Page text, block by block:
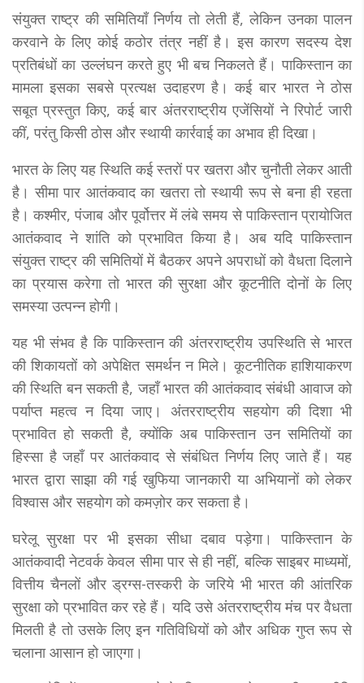
संयुक्त राष्ट्र की समितियाँ निर्णय तो लेती हैं, लेकिन उनका पालन
करवाने के लिए कोई कठोर तंत्र नहीं है। इस कारण सदस्य देश
प्रतिबंधों का उल्लंघन करते हुए भी बच निकलते हैं। पाकिस्तान का
मामला इसका सबसे प्रत्यक्ष उदाहरण है। कई बार भारत ने ठोस
सबूत प्रस्तुत किए, कई बार अंतरराष्ट्रीय एजेंसियों ने रिपोर्ट जारी
कीं, परंतु किसी ठोस और स्थायी कार्रवाई का अभाव ही दिखा।
भारत के लिए यह स्थिति कई स्तरों पर खतरा और चुनौती लेकर आती
है। सीमा पार आतंकवाद का खतरा तो स्थायी रूप से बना ही रहता
है। कश्मीर, पंजाब और पूर्वोत्तर में लंबे समय से पाकिस्तान प्रायोजित
आतंकवाद ने शांति को प्रभावित किया है। अब यदि पाकिस्तान
संयुक्त राष्ट्र की समितियों में बैठकर अपने अपराधों को वैधता दिलाने
का प्रयास करेगा तो भारत की सुरक्षा और कूटनीति दोनों के लिए
समस्या उत्पन्न होगी।
यह भी संभव है कि पाकिस्तान की अंतरराष्ट्रीय उपस्थिति से भारत
की शिकायतों को अपेक्षित समर्थन न मिले। कूटनीतिक हाशियाकरण
की स्थिति बन सकती है, जहाँ भारत की आतंकवाद संबंधी आवाज को
पर्याप्त महत्व न दिया जाए। अंतरराष्ट्रीय सहयोग की दिशा भी
प्रभावित हो सकती है, क्योंकि अब पाकिस्तान उन समितियों का
हिस्सा है जहाँ पर आतंकवाद से संबंधित निर्णय लिए जाते हैं। यह
भारत द्वारा साझा की गई खुफिया जानकारी या अभियानों को लेकर
विश्वास और सहयोग को कमज़ोर कर सकता है।
घरेलू सुरक्षा पर भी इसका सीधा दबाव पड़ेगा। पाकिस्तान के
आतंकवादी नेटवर्क केवल सीमा पार से ही नहीं, बल्कि साइबर माध्यमों,
वित्तीय चैनलों और ड्रग्स-तस्करी के जरिये भी भारत की आंतरिक
सुरक्षा को प्रभावित कर रहे हैं। यदि उसे अंतरराष्ट्रीय मंच पर वैधता
मिलती है तो उसके लिए इन गतिविधियों को और अधिक गुप्त रूप से
चलाना आसान हो जाएगा।